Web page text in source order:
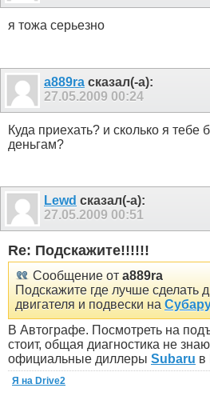
я тожа серьезно
a889ra сказал(-а):
27.05.2009 00:24
Куда приехать? и сколько я тебе
деньгам?
Lewd сказал(-а):
27.05.2009 00:51
Re: Подскажите!!!!!!
Сообщение от a889ra
Подскажите где лучше сделать
двигателя и подвески на
В Автографе. Посмотреть на
стоит, общая диагностика не
официальные диллеры Subaru в
Я на Drive2